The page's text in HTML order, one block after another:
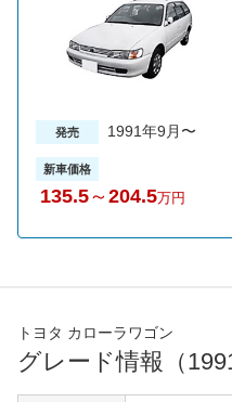
発売 1991年9月〜
新車価格
135.5～ 204.5万円
トヨタ カローラワゴン
グレード情報（